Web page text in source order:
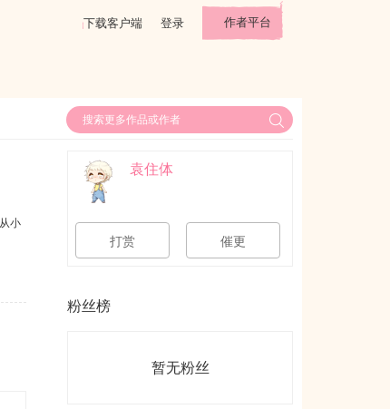
下载客户端 登录 作者平台
小
袁住体
打赏 催更
粉丝榜
暂无粉丝